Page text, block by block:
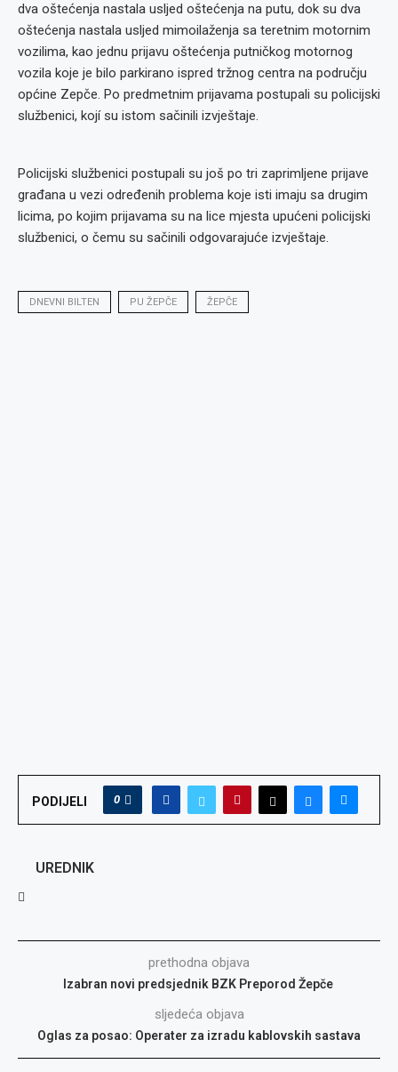
dva oštećenja nastala usljed oštećenja na putu, dok su dva
oštećenja nastala usljed mimoilaženja sa teretnim motornim
vozilima, kao jednu prijavu oštećenja putničkog motornog
vozila koje je bilo parkirano ispred tržnog centra na području
općine Zepče. Po predmetnim prijavama postupali su policijski
službenici, kojí su istom sačinili izvještaje.
Policijski službenici postupali su još po tri zaprimljene prijave
građana u vezi određenih problema koje isti imaju sa drugim
licima, po kojim prijavama su na lice mjesta upućeni policijski
službenici, o čemu su sačinili odgovarajuće izvještaje.
DNEVNI BILTEN PU ŽEPČE ŽEPČE
PODIJELI 0
UREDNIK
prethodna objava
Izabran novi predsjednik BZK Preporod Žepče
sljedeća objava
Oglas za posao: Operater za izradu kablovskih sastava